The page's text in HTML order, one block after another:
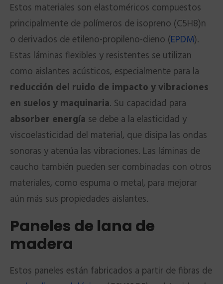
Estos materiales son elastoméricos compuestos
principalmente de polímeros de isopreno (C5H8)n
o derivados de etileno-propileno-dieno (EPDM).
Estas láminas flexibles y resistentes se utilizan
como aislantes acústicos, especialmente para la
reducción del ruido de impacto y vibraciones
en suelos y maquinaria. Su capacidad para
absorber energía se debe a la elasticidad y
viscoelasticidad del material, que disipa las ondas
sonoras y atenúa las vibraciones. Las láminas de
caucho también pueden ser combinadas con otros
materiales, como espuma o metal, para mejorar
aún más sus propiedades aislantes.
Paneles de lana de
madera
Estos paneles están fabricados a partir de fibras de